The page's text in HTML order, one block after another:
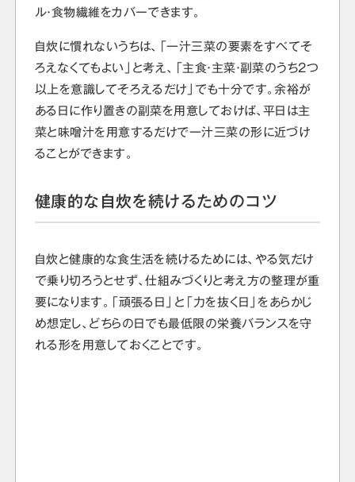
ル・食物繊維をカバーできます。
自炊に慣れないうちは、「一汁三菜の要素をすべてそ
ろえなくてもよい」と考え、「主食・主菜・副菜のうち2つ
以上を意識してそろえるだけ」でも十分です。余裕が
ある日に作り置きの副菜を用意しておけば、平日は主
菜と味噌汁を用意するだけで一汁三菜の形に近づけ
ることができます。
健康的な自炊を続けるためのコツ
自炊と健康的な食生活を続けるためには、やる気だけ
で乗り切ろうとせず、仕組みづくりと考え方の整理が重
要になります。「頑張る日」と「力を抜く日」をあらかじ
め想定し、どちらの日でも最低限の栄養バランスを守
れる形を用意しておくことです。